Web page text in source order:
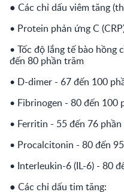
● Các chỉ dấu viêm tăng
• Protein phản ứng C
• Tốc độ lắng tế bào hồng
đến 80 phần trăm
• D-dimer - 67 đến 100
• Fibrinogen - 80 đến 100
• Ferritin - 55 đến 76
• Procalcitonin - 80 đến
• Interleukin-6 (IL-6) - 80
● Các chỉ dấu tim tăng: